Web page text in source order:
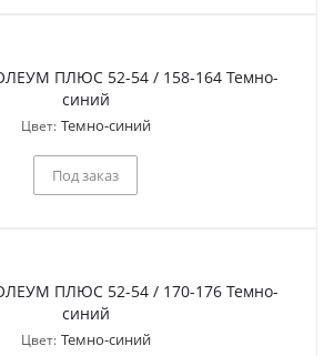
54 / 158-164 Темно-
синий
Цвет: Темно-синий
Под заказ
54 / 170-176 Темно-
синий
Цвет: Темно-синий